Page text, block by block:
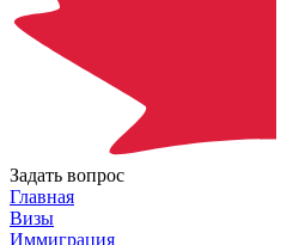
Задать вопрос
Главная
Визы
Иммиграция